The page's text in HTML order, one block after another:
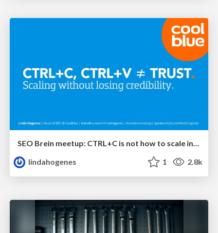
SEO Brein meetup: CTRL+C is not how to scale international SEO
lindahogenes
1 2.8k